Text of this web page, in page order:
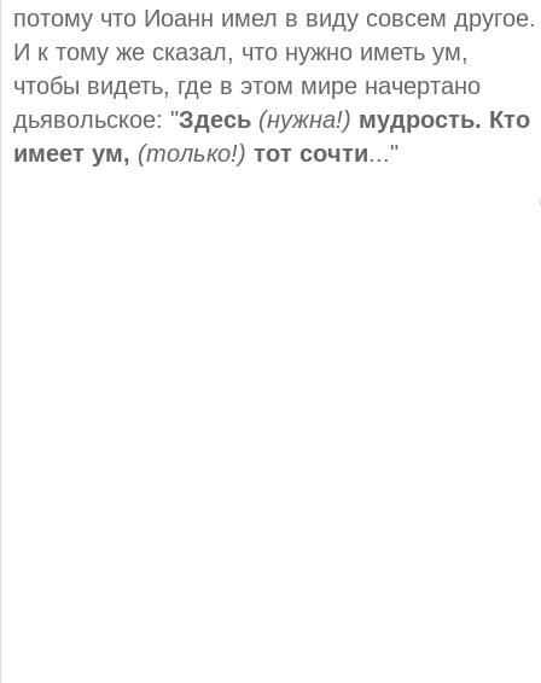
потому что Иоанн имел в виду совсем другое.
И к тому же сказал, что нужно иметь ум,
чтобы видеть, где в этом мире начертано
дьявольское: "Здесь (нужна!) мудрость. Кто
имеет ум, (только!) тот сочти..."